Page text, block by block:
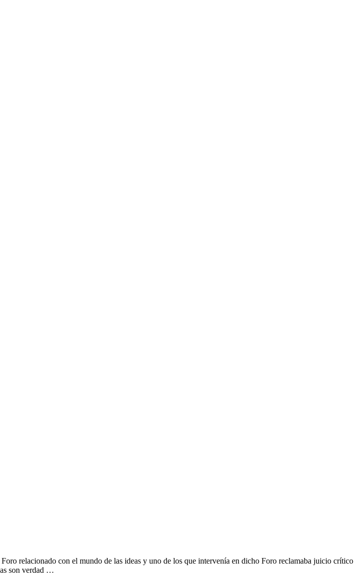
con el mundo de las ideas y uno de los que intervenía en dicho Foro reclamaba juicio crítico
son verdad …